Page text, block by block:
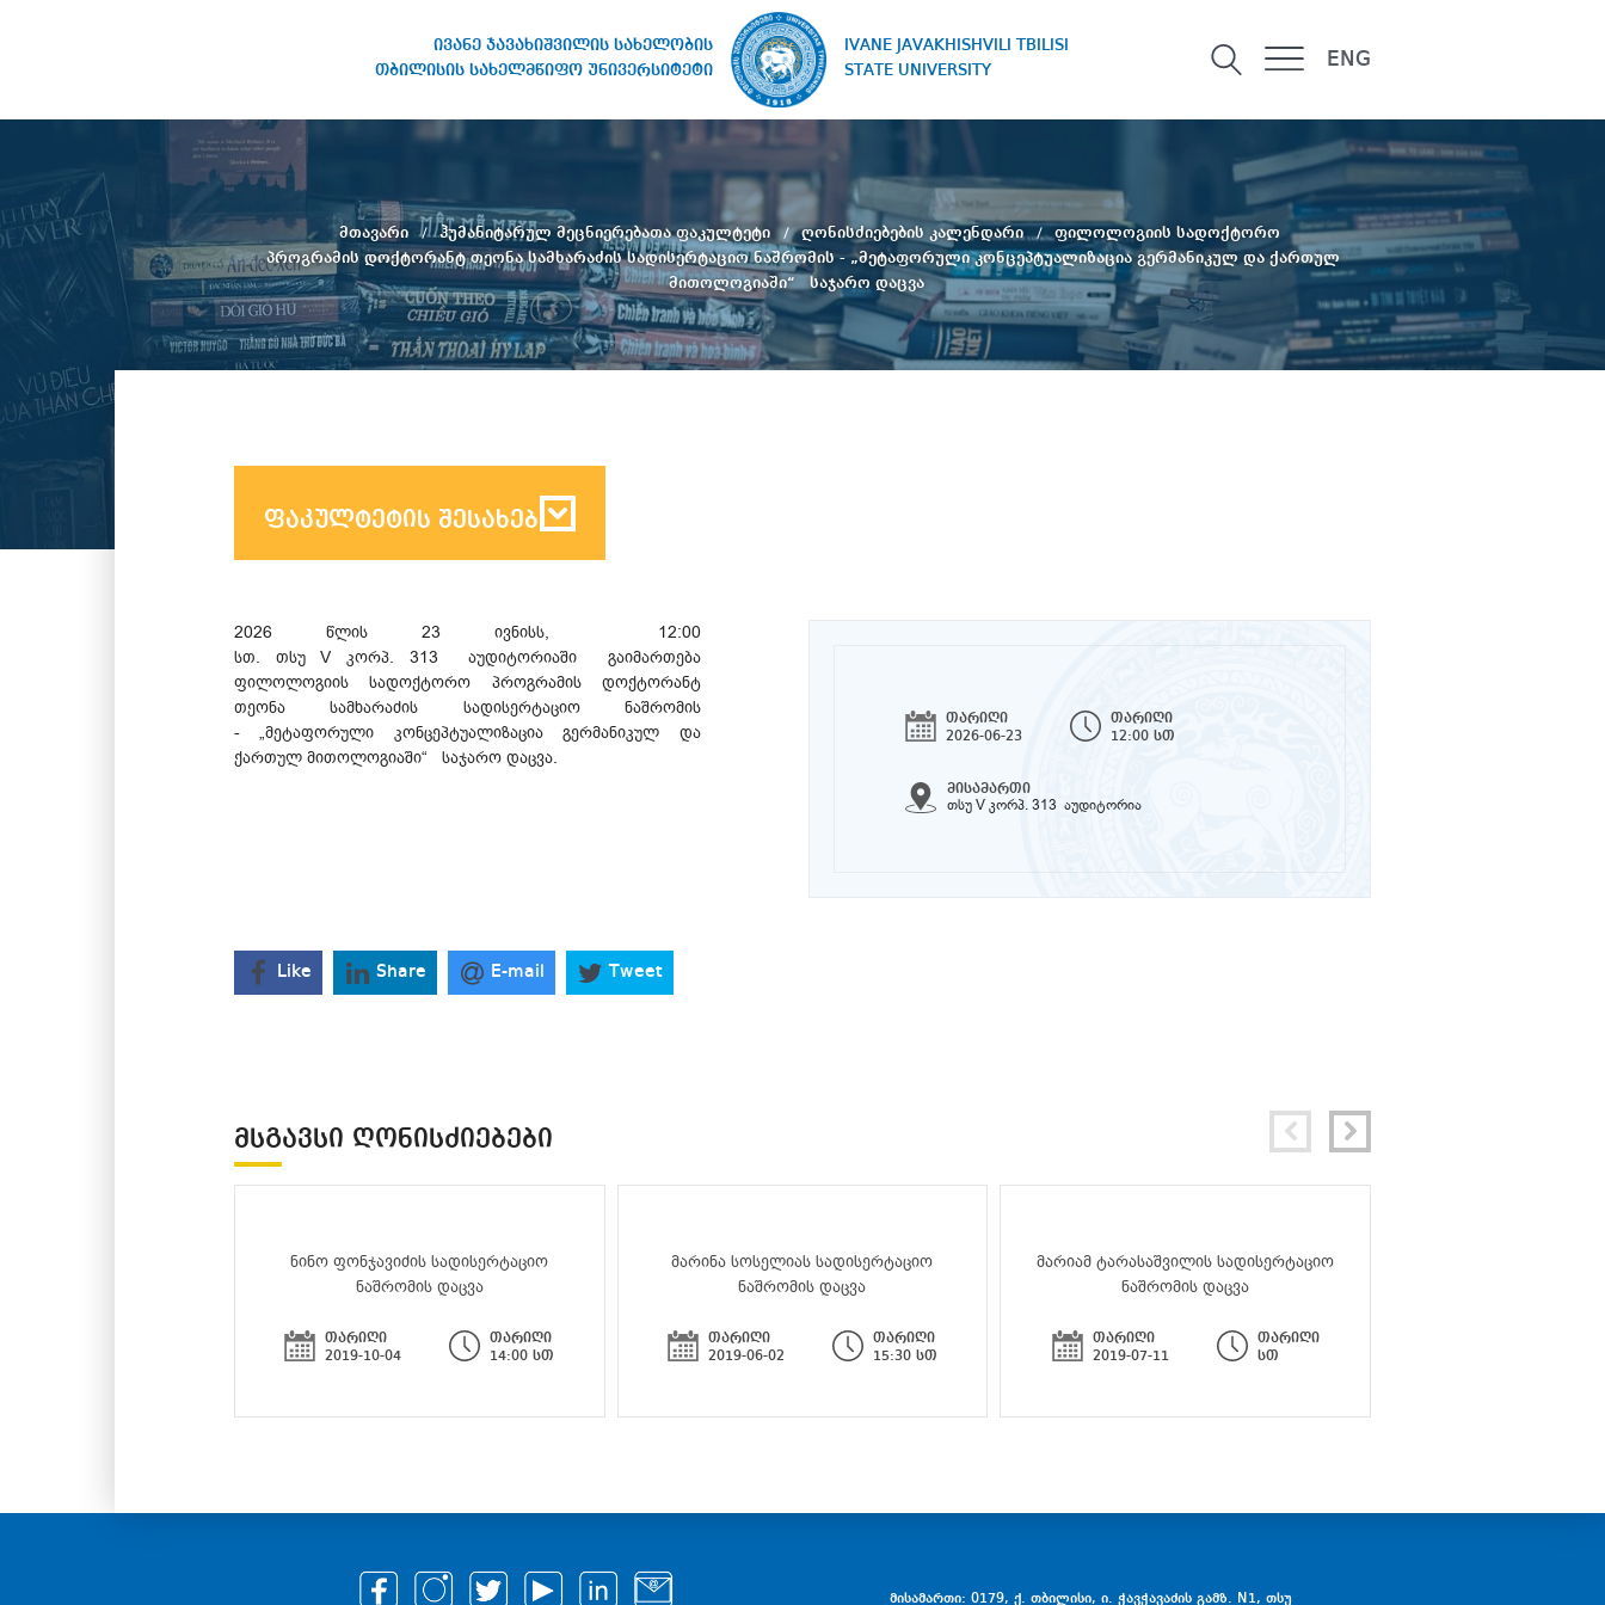
ივანე ჯავახიშვილის სახელობის
თბილისის სახელმწიფო უნივერსიტეტი
IVANE JAVAKHISHVILI TBILISI
STATE UNIVERSITY
ENG
სახელობის თბილისის
სახელმწიფო უნივერსიტეტი
მთავარი ჰუმანიტარულ მეცნიერებათა ფაკულტეტი ღონისძიებების კალენდარი
ფილოლოგიის სადოქტორო
პროგრამის დოქტორანტ თეონა სამხარაძის სადისერტაციო ნაშრომის - „მეტაფორული კონცეპტუალიზაცია გერმანიკულ და ქართულ
მითოლოგიაში“ საჯარო დაცვა
ფაკულტეტის შესახებ
თარიღი
2026-06-23
თარიღი
12:00 სთ
მისამართი
თსუ V კორპ. 313 აუდიტორია
2026 წლის 23 ივნისს, 12:00
სთ. თსუ V კორპ. 313 აუდიტორიაში გაიმართება
ფილოლოგიის სადოქტორო პროგრამის დოქტორანტ
თეონა სამხარაძის სადისერტაციო ნაშრომის
- „მეტაფორული კონცეპტუალიზაცია გერმანიკულ და
ქართულ მითოლოგიაში“ საჯარო დაცვა.
Like Share E-mail Tweet
ᲛᲡᲒᲐᲕᲡᲘ ᲦᲝᲜᲘᲡᲫᲘᲔᲑᲔᲑᲘ
ნინო ფონჯავიძის სადისერტაციო
ნაშრომის დაცვა
თარიღი
2019-10-04
თარიღი
14:00 სთ
მარინა სოსელიას სადისერტაციო
ნაშრომის დაცვა
თარიღი
2019-06-02
თარიღი
15:30 სთ
მარიამ ტარასაშვილის სადისერტაციო
ნაშრომის დაცვა
თარიღი
2019-07-11
თარიღი
სთ
მისამართი: 0179, ქ. თბილისი, ი. ჭავჭავაძის გამზ. N1, თსუ